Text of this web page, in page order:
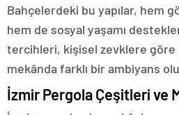
Bahçelerdeki bu yapılar, hem
hem de sosyal yaşamı
tercihleri, kişisel zevklere
mekânda farklı bir ambiyans
İzmir Pergola Çeşitleri ve